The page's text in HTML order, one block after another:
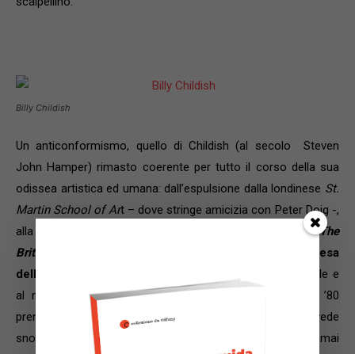
Billy Childish
Un anticonformismo, quello di Childish (al secolo Steven
John Hamper) rimasto coerente per tutto il corso della sua
odissea artistica ed umana: dall’espulsione dalla londinese St.
Martin School of Art – dove stringe amicizia con Peter Doig -,
alla creazione, nel 2008, della “non organizzazione”The
British Art Resistance
strenua difesa
della pittura figurativa
in opposizione all’arte concettuale e
al movimento della ‘Young British Art’ che negli anni ’80
prendeva sempre più piede in Inghilterra. E che oggi lo vede
snobbare una Londra un po’ troppo provinciale: «Non ho mai